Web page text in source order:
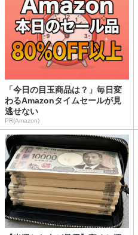
「今日の目玉商品は？」毎日変
わるAmazonタイムセールが見
逃せない
PR(Amazon)